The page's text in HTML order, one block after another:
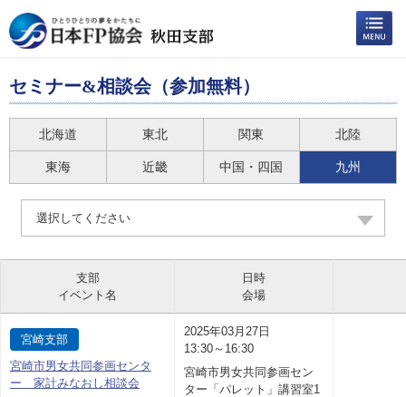
セミナー&相談会（参加無料）
北海道 東北 関東 北陸
東海 近畿 中国・四国 九州
選択してください
支部
イベント名
日時
会場
宮崎支部
宮崎市男女共同参画センタ
ー 家計みなおし相談会
2025年03月27日
13:30～16:30
宮崎市男女共同参画セン
ター「パレット」講習室1